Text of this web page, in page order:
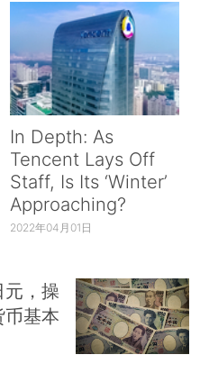
In Depth: As
Tencent Lays Off
Staff, Is Its ‘Winter’
Approaching?
2022年04月01日
，操
基本